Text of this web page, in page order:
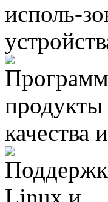
исполь-
качества